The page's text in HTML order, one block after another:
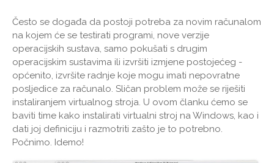
Često se događa da postoji potreba za novim računalom
na kojem će se testirati programi, nove verzije
operacijskih sustava, samo pokušati s drugim
operacijskim sustavima ili izvršiti izmjene postojećeg -
općenito, izvršite radnje koje mogu imati nepovratne
posljedice za računalo. Sličan problem može se riješiti
instaliranjem virtualnog stroja. U ovom članku ćemo se
baviti time kako instalirati virtualni stroj na Windows, kao i
dati joj definiciju i razmotriti zašto je to potrebno.
Počnimo. Idemo!